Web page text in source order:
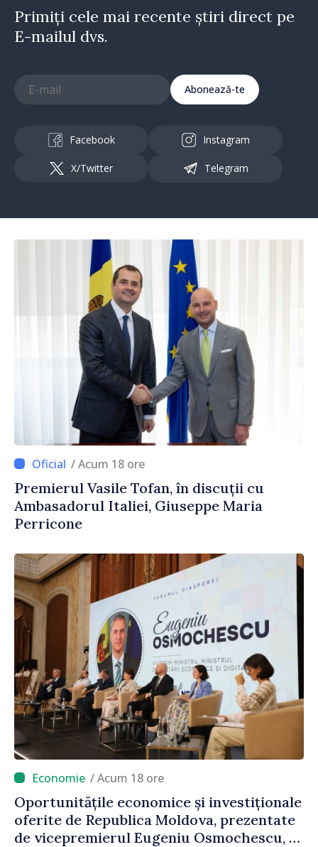
Primiți cele mai recente știri direct pe
E-mailul dvs.
Abonează-te
Facebook Instagram
X/Twitter Telegram
/ Acum 18 ore
Premierul Vasile Tofan, în discuții cu
Ambasadorul Italiei, Giuseppe Maria
Perricone
/ Acum 18 ore
Oportunitățile economice și investiționale
oferite de Republica Moldova, prezentate
de vicepremierul Eugeniu Osmochescu, la